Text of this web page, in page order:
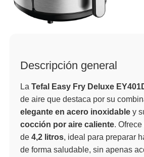
Descripción general
La Tefal Easy Fry Deluxe
de aire que destaca por su
elegante en acero inoxidable y
cocción por aire caliente.
de 4,2 litros, ideal para preparar
de forma saludable, sin apenas